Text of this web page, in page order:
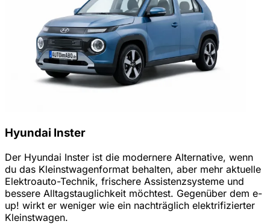
Hyundai Inster
Der Hyundai Inster ist die modernere Alternative, wenn
du das Kleinstwagenformat behalten, aber mehr aktuelle
Elektroauto-Technik, frischere Assistenzsysteme und
bessere Alltagstauglichkeit möchtest. Gegenüber dem e-
up! wirkt er weniger wie ein nachträglich elektrifizierter
Kleinstwagen.